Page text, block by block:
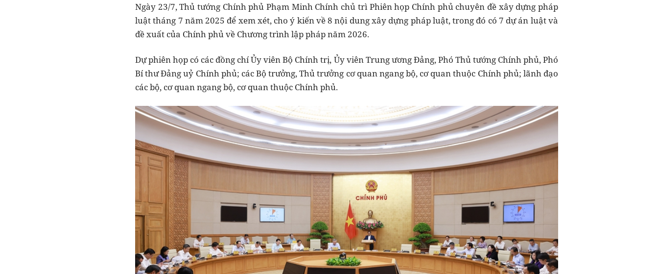
Ngày 23/7, Thủ tướng Chính phủ Phạm Minh Chính chủ trì Phiên họp Chính phủ chuyên đề xây dựng pháp
luật tháng 7 năm 2025 để xem xét, cho ý kiến về 8 nội dung xây dựng pháp luật, trong đó có 7 dự án luật và
đề xuất của Chính phủ về Chương trình lập pháp năm 2026.
Dự phiên họp có các đồng chí Ủy viên Bộ Chính trị, Ủy viên Trung ương Đảng, Phó Thủ tướng Chính phủ, Phó
Bí thư Đảng uỷ Chính phủ; các Bộ trưởng, Thủ trưởng cơ quan ngang bộ, cơ quan thuộc Chính phủ; lãnh đạo
các bộ, cơ quan ngang bộ, cơ quan thuộc Chính phủ.